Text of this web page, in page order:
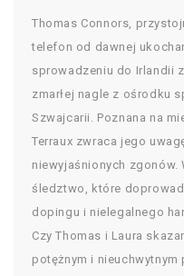
Thomas Connors,
telefon od dawnej
sprowadzeniu do Irlandii
zmarłej nagle z ośrodku
Szwajcarii. Poznana na
Terraux zwraca jego
niewyjaśnionych
śledztwo, które
dopingu i nielegalnego
Czy Thomas i Laura
potężnym i nieuchwytnym